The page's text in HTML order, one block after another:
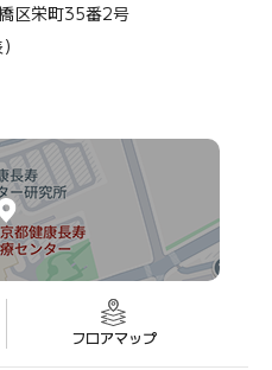
区栄町35番2号
フロアマップ